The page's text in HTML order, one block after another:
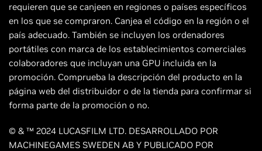
requieren que se canjeen en regiones o países específicos
en los que se compraron. Canjea el código en la región o el
país adecuado. También se incluyen los ordenadores
portátiles con marca de los establecimientos comerciales
colaboradores que incluyan una GPU incluida en la
promoción. Comprueba la descripción del producto en la
página web del distribuidor o de la tienda para confirmar si
forma parte de la promoción o no.
© & ™ 2024 LUCASFILM LTD. DESARROLLADO POR
MACHINEGAMES SWEDEN AB Y PUBLICADO POR